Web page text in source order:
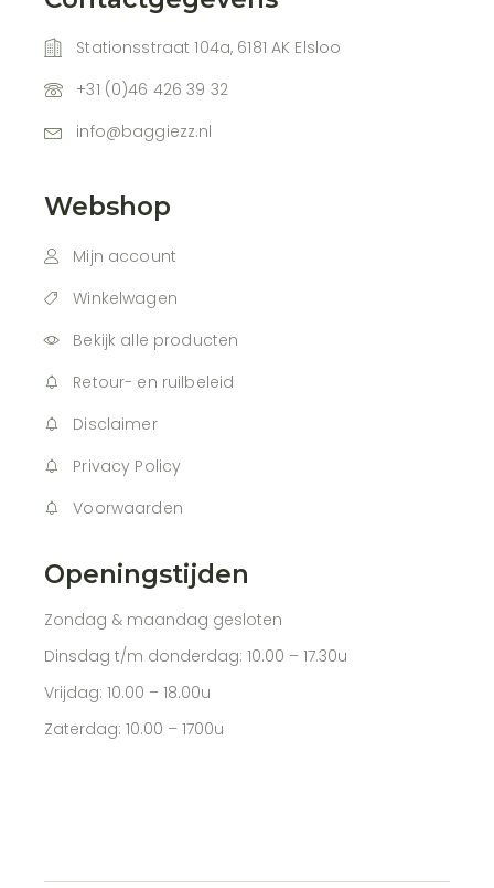
Stationsstraat 104a, 6181 AK Elsloo
+31 (0)46 426 39 32
info@baggiezz.nl
Webshop
Mijn account
Winkelwagen
Bekijk alle producten
Retour- en ruilbeleid
Disclaimer
Privacy Policy
Voorwaarden
Openingstijden
Zondag & maandag gesloten
Dinsdag t/m donderdag: 10.00 – 17.30u
Vrijdag: 10.00 – 18.00u
Zaterdag: 10.00 – 1700u